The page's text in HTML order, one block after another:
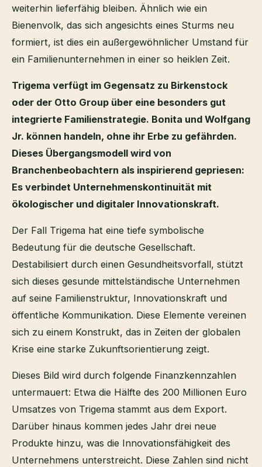
weiterhin lieferfähig bleiben. Ähnlich wie ein
Bienenvolk, das sich angesichts eines Sturms neu
formiert, ist dies ein außergewöhnlicher Umstand für
ein Familienunternehmen in einer so heiklen Zeit.
Trigema verfügt im Gegensatz zu Birkenstock
oder der Otto Group über eine besonders gut
integrierte Familienstrategie. Bonita und Wolfgang
Jr. können handeln, ohne ihr Erbe zu gefährden.
Dieses Übergangsmodell wird von
Branchenbeobachtern als inspirierend gepriesen:
Es verbindet Unternehmenskontinuität mit
ökologischer und digitaler Innovationskraft.
Der Fall Trigema hat eine tiefe symbolische
Bedeutung für die deutsche Gesellschaft.
Destabilisiert durch einen Gesundheitsvorfall, stützt
sich dieses gesunde mittelständische Unternehmen
auf seine Familienstruktur, Innovationskraft und
öffentliche Kommunikation. Diese Elemente vereinen
sich zu einem Konstrukt, das in Zeiten der globalen
Krise eine starke Zukunftsorientierung zeigt.
Dieses Bild wird durch folgende Finanzkennzahlen
untermauert: Etwa die Hälfte des 200 Millionen Euro
Umsatzes von Trigema stammt aus dem Export.
Darüber hinaus kommen jedes Jahr drei neue
Produkte hinzu, was die Innovationsfähigkeit des
Unternehmens unterstreicht. Diese Zahlen sind nicht